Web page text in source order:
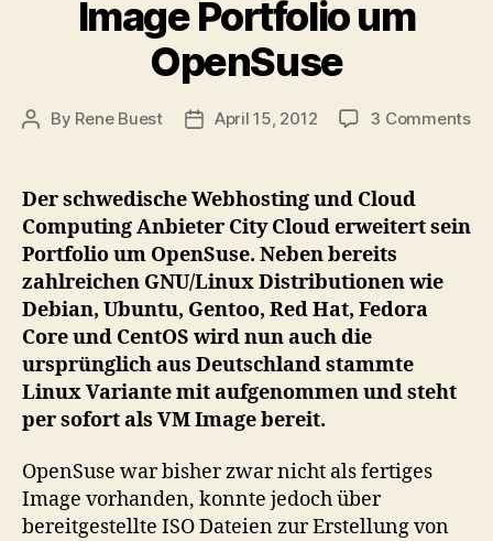
Image Portfolio um
OpenSuse
Post
By Rene Buest
PostApril 15, 2012 3 Commentson
Der schwedische Webhosting und Cloud
Computing Anbieter City Cloud erweitert sein
Portfolio um OpenSuse. Neben bereits
zahlreichen GNU/Linux Distributionen wie
Debian, Ubuntu, Gentoo, Red Hat, Fedora
Core und CentOS wird nun auch die
ursprünglich aus Deutschland stammte
Linux Variante mit aufgenommen und steht
per sofort als VM Image bereit.
OpenSuse war bisher zwar nicht als fertiges
Image vorhanden, konnte jedoch über
bereitgestellte ISO Dateien zur Erstellung von